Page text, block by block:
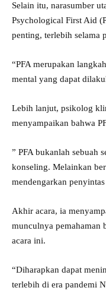
Selain itu, narasumber
Psychological First Aid
penting, terlebih selama
“PFA merupakan
mental yang dapat
Lebih lanjut, psikolog
menyampaikan bahwa
” PFA bukanlah sebuah
konseling. Melainkan
mendengarkan
Akhir acara, ia
munculnya pemahaman
acara ini.
“Diharapkan dapat
terlebih di era pandemi